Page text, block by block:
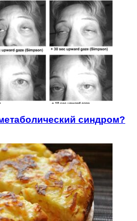
синдром?